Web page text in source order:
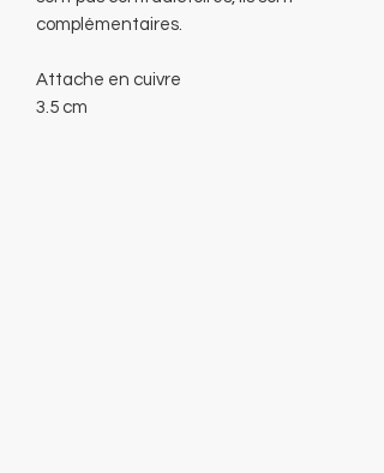
complémentaires.
Attache en cuivre
3.5 cm